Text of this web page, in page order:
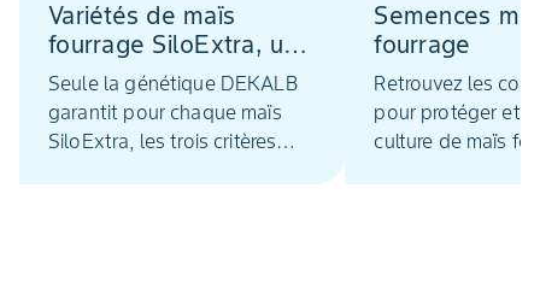
Variétés de maïs
fourrage SiloExtra, une
génétique inédite à
DEKALB
Seule la génétique DEKALB
garantit pour chaque maïs
SiloExtra, les trois critères
Semences
fourrage
Retrouvez les
pour protéger et
culture de maïs